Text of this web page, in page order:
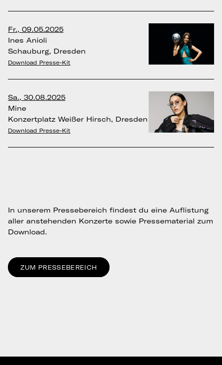
Fr., 09.05.2025
Ines Anioli
Schauburg, Dresden
Download Presse-Kit
Sa., 30.08.2025
Mine
Konzertplatz Weißer Hirsch, Dresden
Download Presse-Kit
In unserem Pressebereich findest du eine Auflistung
aller anstehenden Konzerte sowie Pressematerial zum
Download.
ZUM PRESSEBEREICH